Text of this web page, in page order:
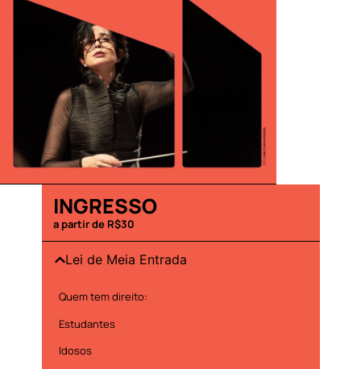
INGRESSO
a partir de R$30
Lei de Meia Entrada
Quem tem direito:
Estudantes
Idosos